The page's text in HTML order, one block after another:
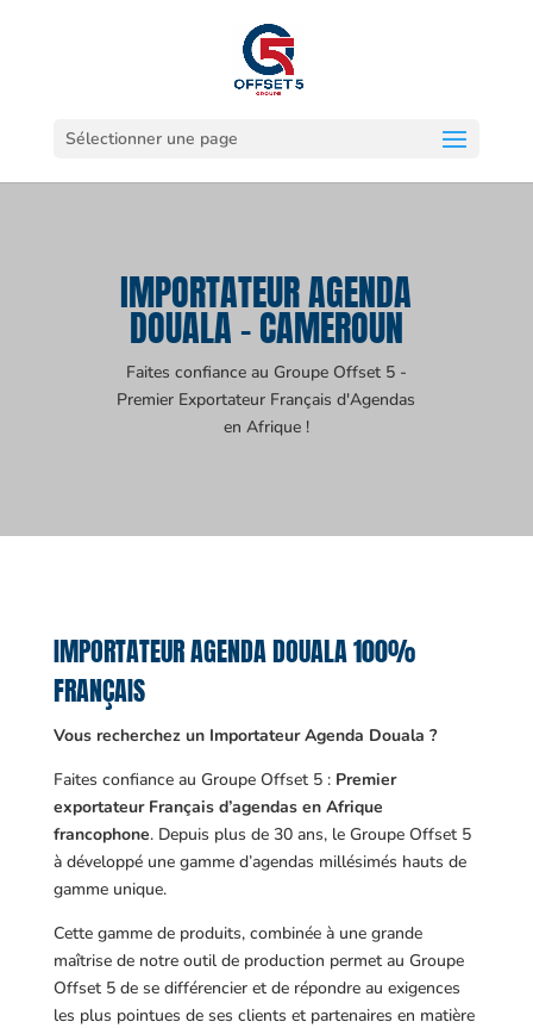
Sélectionner une page
IMPORTATEUR AGENDA
DOUALA - CAMEROUN
Faites confiance au Groupe Offset 5 -
Premier Exportateur Français d'Agendas
en Afrique !
IMPORTATEUR AGENDA DOUALA 100%
FRANÇAIS
Vous recherchez un Importateur Agenda Douala ?
Faites confiance au Groupe Offset 5 : Premier
exportateur Français d’agendas en Afrique
francophone. Depuis plus de 30 ans, le Groupe Offset 5
à développé une gamme d’agendas millésimés hauts de
gamme unique.
Cette gamme de produits, combinée à une grande
maîtrise de notre outil de production permet au Groupe
Offset 5 de se différencier et de répondre au exigences
les plus pointues de ses clients et partenaires en matière